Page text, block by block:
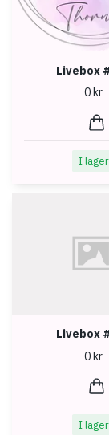
Livebox
0 kr
I lager
Livebox
0 kr
I lager